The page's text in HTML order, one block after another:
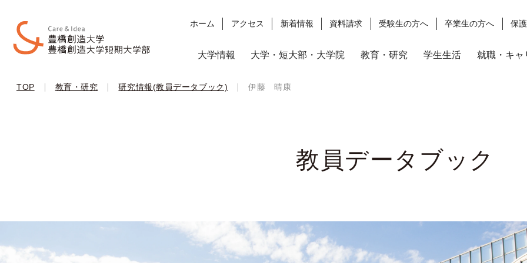
大学情報 大学・短大部・大学院 教育・研究 学生生活 就職・キャ
ホーム アクセス 新着情報 資料請求 受験生の方へ 卒業生の方へ 保
TOP | 教育・研究 | 研究情報(教員データブック) | 伊藤 晴康
教員データブック